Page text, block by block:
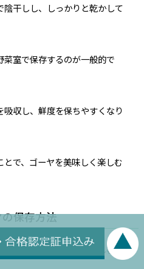
干しし、しっかりと乾かして
室で保存するのが一般的で
収し、鮮度を保ちやすくなり
で、ゴーヤを美味しく楽しむ
保存方法
度を保ち、美味しく楽しむた